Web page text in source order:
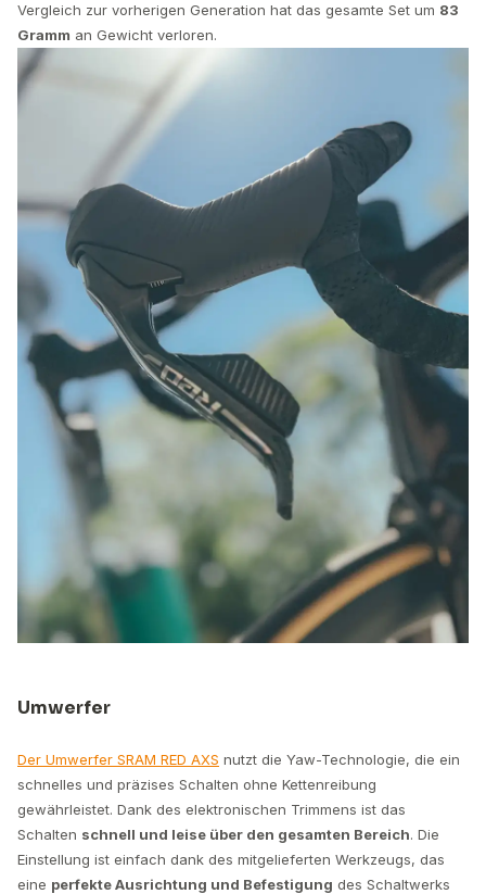
Vergleich zur vorherigen Generation hat das gesamte Set um 83
Gramm an Gewicht verloren.
Umwerfer
Der Umwerfer SRAM RED AXS nutzt die Yaw-Technologie, die ein
schnelles und präzises Schalten ohne Kettenreibung
gewährleistet. Dank des elektronischen Trimmens ist das
Schalten schnell und leise über den gesamten Bereich. Die
Einstellung ist einfach dank des mitgelieferten Werkzeugs, das
eine perfekte Ausrichtung und Befestigung des Schaltwerks